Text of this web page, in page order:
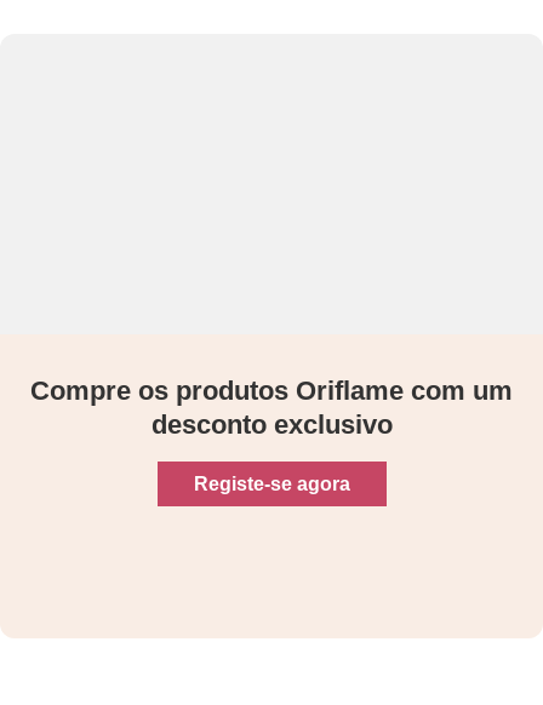
Compre os produtos Oriflame com um
desconto exclusivo
Registe-se agora